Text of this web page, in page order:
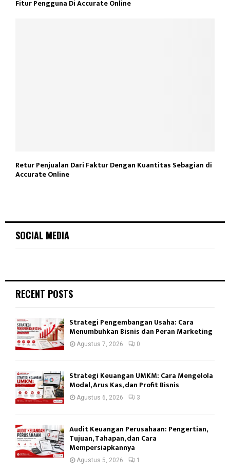
Fitur Pengguna Di Accurate Online
Retur Penjualan Dari Faktur Dengan Kuantitas Sebagian di
Accurate Online
SOCIAL MEDIA
RECENT POSTS
Strategi Pengembangan Usaha: Cara
Menumbuhkan Bisnis dan Peran Marketing
Agustus 7, 2026 0
Strategi Keuangan UMKM: Cara Mengelola
Modal, Arus Kas, dan Profit Bisnis
Agustus 6, 2026 3
Audit Keuangan Perusahaan: Pengertian,
Tujuan, Tahapan, dan Cara
Mempersiapkannya
Agustus 5, 2026 1